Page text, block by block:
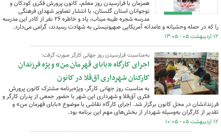
همزمان با فرارسیدن روز معلم، کانون پرورش فکری کودکان و
نوجوانان استان گلستان، با انتشار تصاویر شهدای فرهنگی
مدرسه شجره طیبه میناب، یاد و خاطره ۲۶ نفر از کادر این مدرسه
را که در حمله وحشیانه و عامدانه آمریکایی صهیونیستی به شهادت رسیدند، گرامی می‌دارد.
۱۲ اردیبهشت ۰۵ - ۱۳:۰۵
به‌مناسبت فرارسیدن روز جهانی کارگر صورت گرفت؛
اجرای کارگاه «بابای قهرمان من» ویژه فرزندان
کارکنان شهرداری آق‌قلا در کانون
به مناسبت روز جهانی کارگر، ویژه‌برنامه مشترک کانون پرورش
فکری آق‌قلا و شهرداری این شهر با حضور جمعی از پدران کارگر و
فرزندانشان در محل کانون برگزار شد. اجرای کارگاه نقاشی با موضوع «بابای قهرمان من» و
تقدیر از کارگران به‌وسیله شهردار از بخش‌های مهم این برنامه بود.
۱۲ اردیبهشت ۰۵ - ۱۰:۰۵